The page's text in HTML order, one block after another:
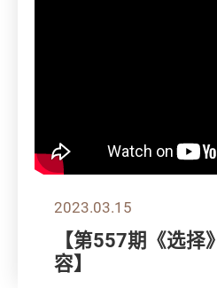
2023.03.15
【第557期《选择
容】